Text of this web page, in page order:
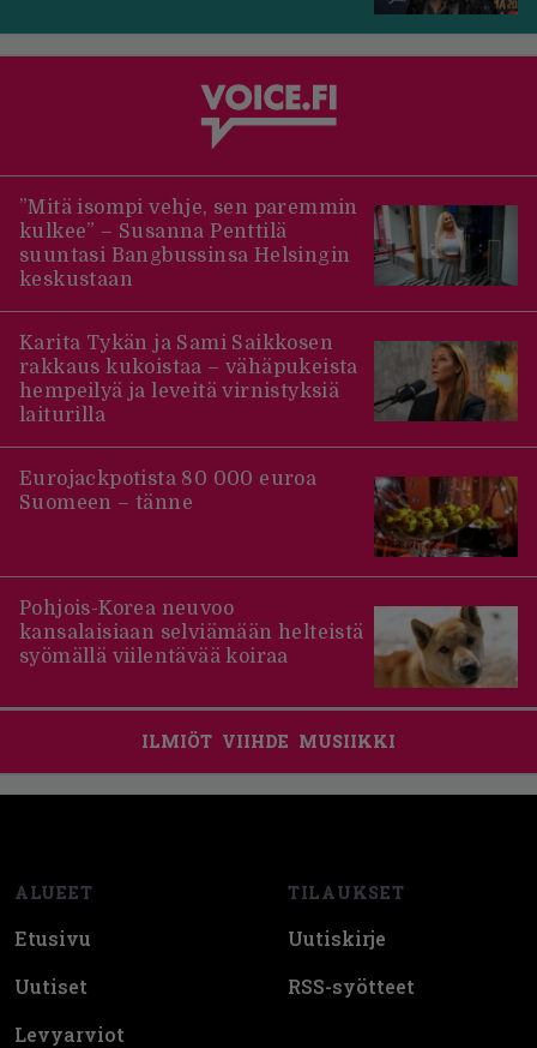
”Mitä isompi vehje, sen paremmin
kulkee” – Susanna Penttilä
suuntasi Bangbussinsa Helsingin
keskustaan
Karita Tykän ja Sami Saikkosen
rakkaus kukoistaa – vähäpukeista
hempeilyä ja leveitä virnistyksiä
laiturilla
Eurojackpotista 80 000 euroa
Suomeen – tänne
Pohjois-Korea neuvoo
kansalaisiaan selviämään helteistä
syömällä viilentävää koiraa
ILMIÖT VIIHDE MUSIIKKI
ALUEET
Etusivu
Uutiset
Levyarviot
TILAUKSET
Uutiskirje
RSS-syötteet